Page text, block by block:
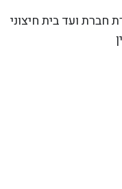
חברת ועד בית חיצוני